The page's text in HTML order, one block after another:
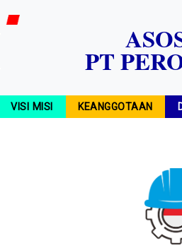
PT
VISI MISI KEANGGOTAAN